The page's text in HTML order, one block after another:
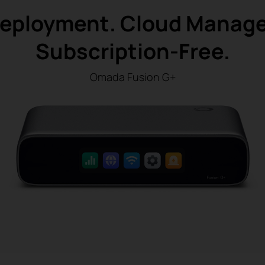
Cloud
Subscription-Free.
Omada Fusion G+